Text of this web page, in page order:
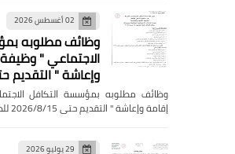
02 أغسطس 2026
وظائف مطلوبه
الاجتماعي "
وإعاشة " التقديم حتى
وظائف مطلوبه بمؤسسة التكافل
إقامة وإعاشة " التقديم حتى 2026/8/15 للذكور والإناث اعلان…
29 يوليو 2026